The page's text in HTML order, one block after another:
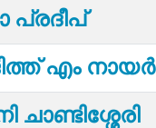
പ്രദീപ്
എം
ചാണ്ടിശ്ശേരി